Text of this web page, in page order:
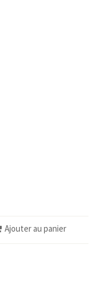
Ajouter au panier